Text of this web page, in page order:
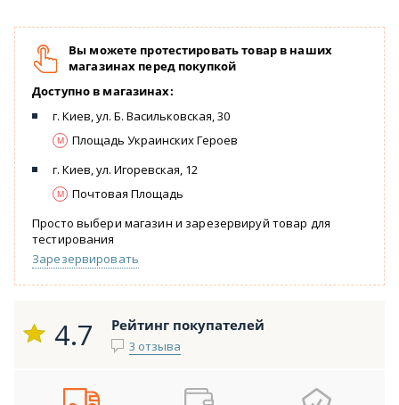
Вы можете протестировать товар в наших
магазинах перед покупкой
Доступно в магазинах:
г. Киев, ул. Б. Васильковская, 30
Площадь Украинских Героев
г. Киев, ул. Игоревская, 12
Почтовая Площадь
Просто выбери магазин и зарезервируй товар для
тестирования
Зарезервировать
4.7 Рейтинг покупателей
3 отзыва